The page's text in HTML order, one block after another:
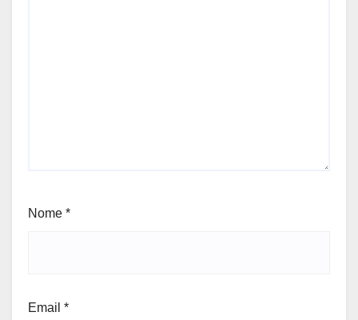
Nome *
Email *